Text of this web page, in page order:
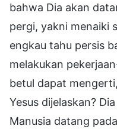
bahwa Dia akan
pergi, yakni menaiki
engkau tahu persis
melakukan
betul dapat
Yesus dijelaskan?
Manusia datang